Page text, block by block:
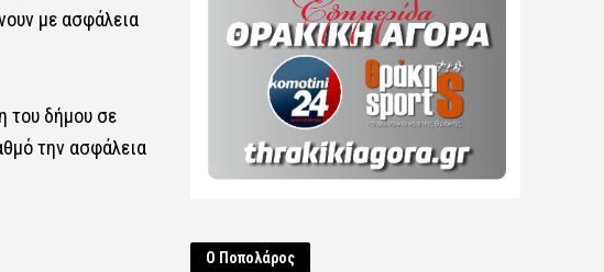
με ασφάλεια
του δήμου σε
την ασφάλεια
Ο Ποπολάρος